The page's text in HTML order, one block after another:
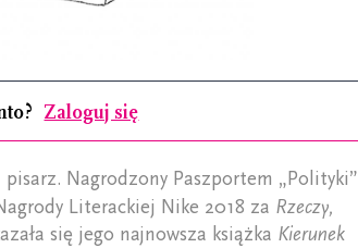
Zaloguj się
Nagrodzony Paszportem „Polityki”
Literackiej Nike 2018 za Rzeczy,
się jego najnowsza książka Kierunek